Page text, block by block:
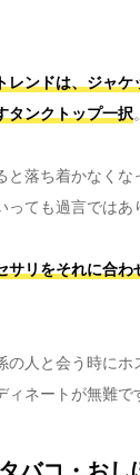
レンドは、ジャケ
タンクトップ一択。
と落ち着かなくな
ても過言ではあ
サリをそれに合わ
の人と会う時にホ
ネートが無難で